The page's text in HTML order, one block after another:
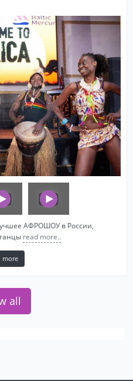
АФРОШОУ в России,
read more..
more
all